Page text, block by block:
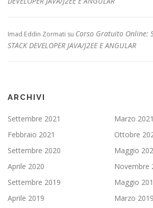
Imad Eddin Zormati su Corso Gratuito Online:
STACK DEVELOPER JAVA/J2EE E ANGULAR
ARCHIVI
Settembre 2021
Marzo 2021
Febbraio 2021
Ottobre
Settembre 2020
Maggio
Aprile 2020
Novembre
Settembre 2019
Maggio
Aprile 2019
Marzo 2019